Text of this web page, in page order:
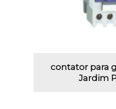
contator para
Jardim